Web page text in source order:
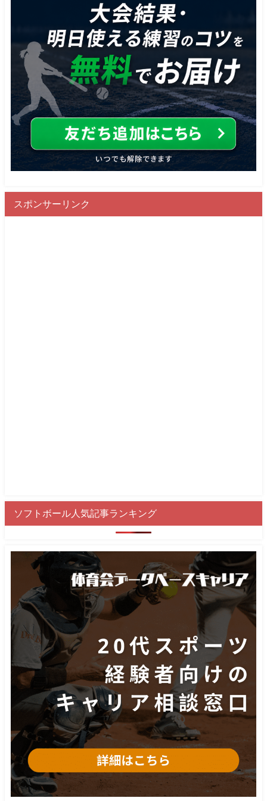
スポンサーリンク
ソフトボール人気記事ランキング